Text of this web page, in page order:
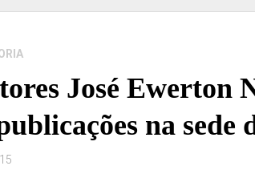
José Ewerton
na